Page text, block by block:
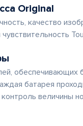
Original
качество
обеспечивающих
батарея
величины